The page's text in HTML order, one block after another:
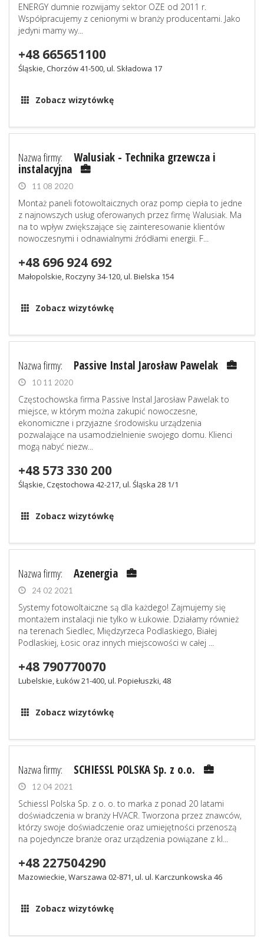
ENERGY dumnie rozwijamy sektor OZE od 2011 r.
Współpracujemy z cenionymi w branży producentami. Jako
jedyni mamy wy...
+48 665651100
Śląskie, Chorzów 41-500, ul. Składowa 17
Zobacz wizytówkę
Nazwa firmy: Walusiak - Technika grzewcza i
instalacyjna
11 08 2020
Montaż paneli fotowoltaicznych oraz pomp ciepła to jedne
z najnowszych usług oferowanych przez firmę Walusiak. Ma
na to wpływ zwiększające się zainteresowanie klientów
nowoczesnymi i odnawialnymi źródłami energii. F...
+48 696 924 692
Małopolskie, Roczyny 34-120, ul. Bielska 154
Zobacz wizytówkę
Nazwa firmy: Passive Instal Jarosław Pawelak
10 11 2020
Częstochowska firma Passive Instal Jarosław Pawelak to
miejsce, w którym można zakupić nowoczesne,
ekonomiczne i przyjazne środowisku urządzenia
pozwalające na usamodzielnienie swojego domu. Klienci
mogą nabyć niezw...
+48 573 330 200
Śląskie, Częstochowa 42-217, ul. Śląska 28 1/1
Zobacz wizytówkę
Nazwa firmy: Azenergia
24 02 2021
Systemy fotowoltaiczne są dla każdego! Zajmujemy się
montażem instalacji nie tylko w Łukowie. Działamy również
na terenach Siedlec, Międzyrzeca Podlaskiego, Białej
Podlaskiej, Łosic oraz innych miejscowości w całej ...
+48 790770070
Lubelskie, Łuków 21-400, ul. Popiełuszki, 48
Zobacz wizytówkę
Nazwa firmy: SCHIESSL POLSKA Sp. z o.o.
12 04 2021
Schiessl Polska Sp. z o. o. to marka z ponad 20 latami
doświadczenia w branży HVACR. Tworzona przez znawców,
którzy swoje doświadczenie oraz umiejętności przenoszą
na pojedyncze branże oraz urządzenia powiązane z kl...
+48 227504290
Mazowieckie, Warszawa 02-871, ul. ul. Karczunkowska 46
Zobacz wizytówkę